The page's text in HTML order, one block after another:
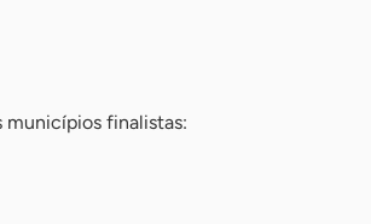
municípios finalistas: